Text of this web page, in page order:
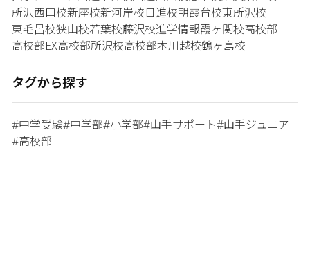
所沢西口校新座校新河岸校日進校朝霞台校東所沢校
東毛呂校狭山校若葉校藤沢校進学情報霞ヶ関校高校部
高校部EX高校部所沢校高校部本川越校鶴ヶ島校
タグから探す
#中学受験#中学部#小学部#山手サポート#山手ジュニア
#高校部